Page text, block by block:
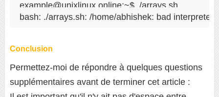
example@unixlinux.online:~$ ./arrays.sh
bash: ./arrays.sh: /home/abhishek: bad
Conclusion
Permettez-moi de répondre à quelques questions
supplémentaires avant de terminer cet article :